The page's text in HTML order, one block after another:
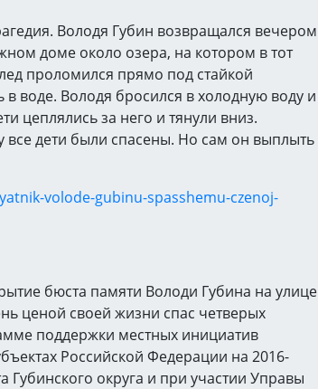
Володя Губин возвращался вечером
доме около озера, на котором в тот
проломился прямо под стайкой
воде. Володя бросился в холодную воду и
цеплялись за него и тянули вниз.
дети были спасены. Но сам он выплыть
volode-gubinu-spasshemu-czenoj-
бюста памяти Володи Губина на улице
ценой своей жизни спас четверых
поддержки местных инициатив
Российской Федерации на 2016-
Губинского округа и при участии Управы